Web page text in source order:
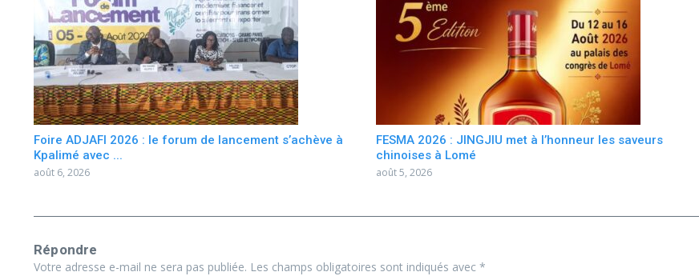
Foire ADJAFI 2026 : le forum de lancement s’achève à
Kpalimé avec ...
août 6, 2026
FESMA 2026 : JINGJIU met à l’honneur les saveurs
chinoises à Lomé
août 5, 2026
Répondre
Votre adresse e-mail ne sera pas publiée. Les champs obligatoires sont indiqués avec *